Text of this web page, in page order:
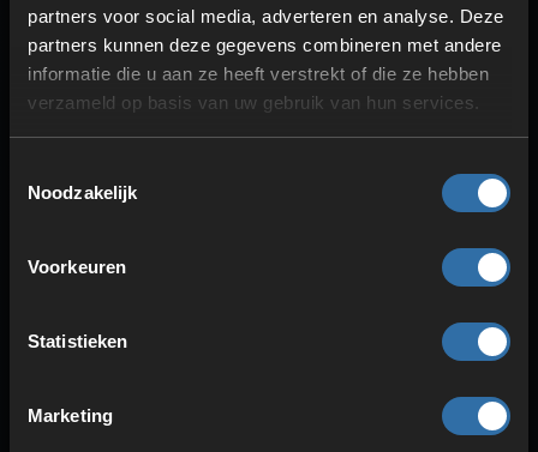
partners kunnen deze gegevens combineren met andere
informatie die u aan ze heeft verstrekt of die ze hebben
verzameld op basis van uw gebruik van hun services.
Toestemmingsselectie